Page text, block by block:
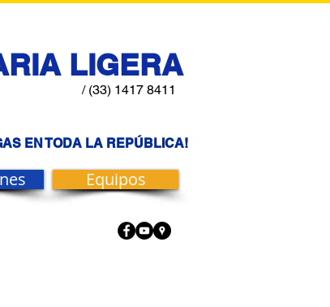
LIGERA
/ (33) 1417 8411
EN TODA LA REPÚBLICA!
Equipos